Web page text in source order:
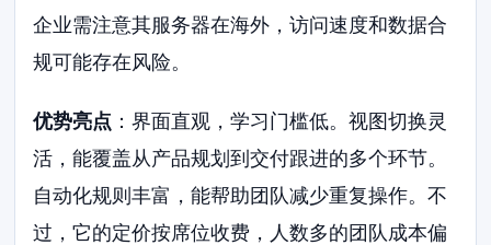
企业需注意其服务器在海外，访问速度和数据合
规可能存在风险。
优势亮点 ：界面直观，学习门槛低。视图切换灵
活，能覆盖从产品规划到交付跟进的多个环节。
自动化规则丰富，能帮助团队减少重复操作。不
过，它的定价按席位收费，人数多的团队成本偏